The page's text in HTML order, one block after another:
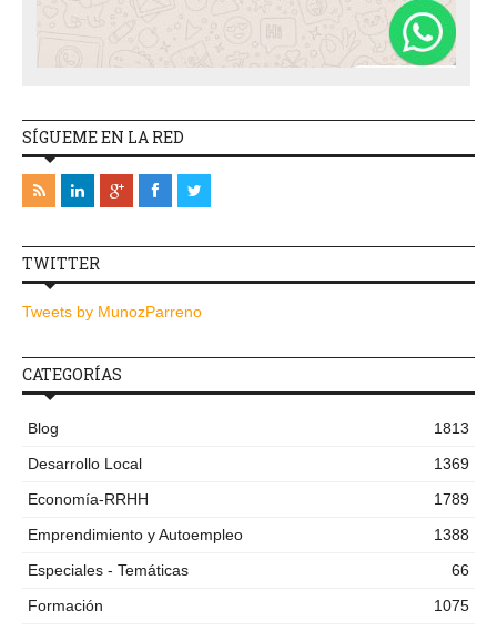
SÍGUEME EN LA RED
TWITTER
Tweets by MunozParreno
CATEGORÍAS
Blog
1813
Desarrollo Local
1369
Economía-RRHH
1789
Emprendimiento y Autoempleo
1388
Especiales - Temáticas
66
Formación
1075